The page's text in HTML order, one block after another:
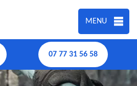
MENU
07 77 31 56 58